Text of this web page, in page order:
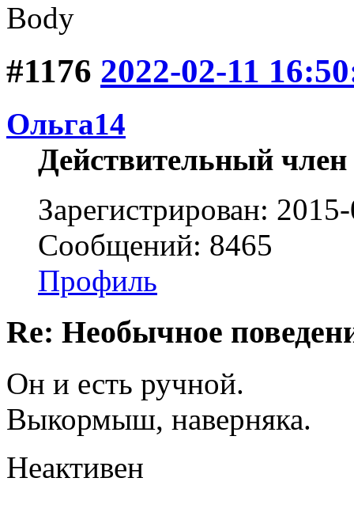
Body
#1176 2022-02-11
Ольга14
Действительный член
Зарегистрирован:
Сообщений: 8465
Профиль
Re: Необычное
Он и есть ручной.
Выкормыш, наверняка.
Неактивен